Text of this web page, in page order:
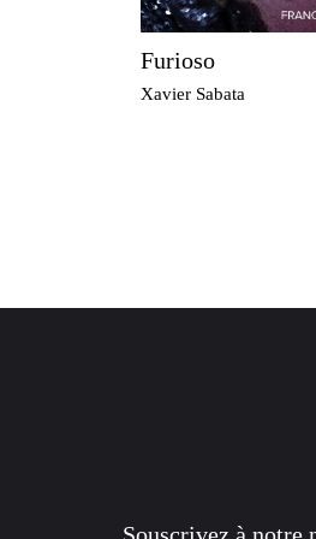
Furioso
Xavier Sabata